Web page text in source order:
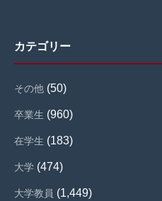
カテゴリー
その他 (50)
卒業生 (960)
在学生 (183)
大学 (474)
大学教員 (1,449)